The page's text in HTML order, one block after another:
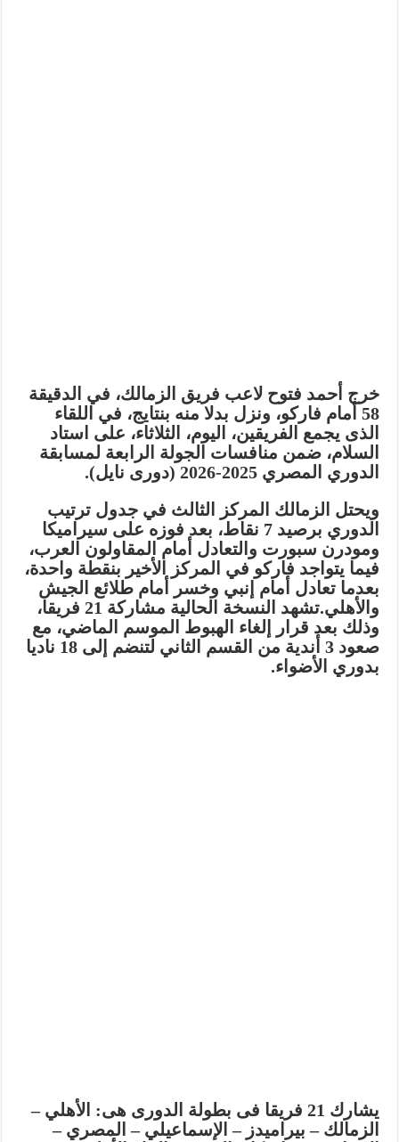
خرج أحمد فتوح لاعب فريق الزمالك، في الدقيقة
58 أمام فاركو، ونزل بدلا منه بنتايج، في اللقاء
الذى يجمع الفريقين، اليوم، الثلاثاء، على استاد
السلام، ضمن منافسات الجولة الرابعة لمسابقة
الدوري المصري 2025-2026 (دورى نايل).
ويحتل الزمالك المركز الثالث في جدول ترتيب
الدوري برصيد 7 نقاط، بعد فوزه على سيراميكا
ومودرن سبورت والتعادل أمام المقاولون العرب،
فيما يتواجد فاركو في المركز الأخير بنقطة واحدة،
بعدما تعادل أمام إنبي وخسر أمام طلائع الجيش
والأهلي.تشهد النسخة الحالية مشاركة 21 فريقا،
وذلك بعد قرار إلغاء الهبوط الموسم الماضي، مع
صعود 3 أندية من القسم الثاني لتنضم إلى 18 ناديا
بدوري الأضواء.
يشارك 21 فريقا فى بطولة الدورى هى: الأهلي –
الزمالك – بيراميدز – الإسماعيلي – المصري –